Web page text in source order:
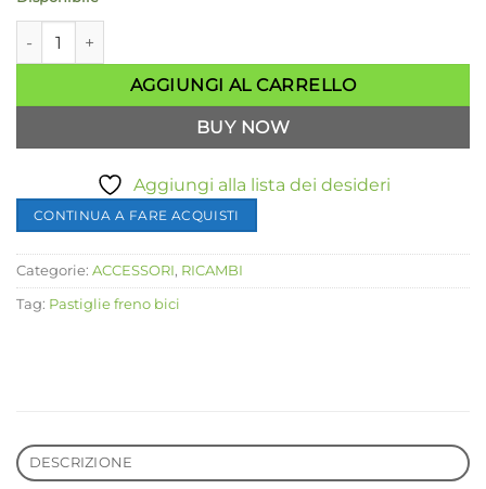
SHIMANO BP-L05A-RF Resin pad Pastiglie freno bici 1 paio
AGGIUNGI AL CARRELLO
BUY NOW
Aggiungi alla lista dei desideri
CONTINUA A FARE ACQUISTI
Categorie: ACCESSORI, RICAMBI
Tag: Pastiglie freno bici
DESCRIZIONE